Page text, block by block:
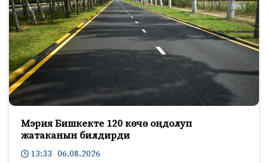
Мэрия Бишкекте 120 көчө оңдолуп
жатаканын билдирди
13:33 06.08.2026